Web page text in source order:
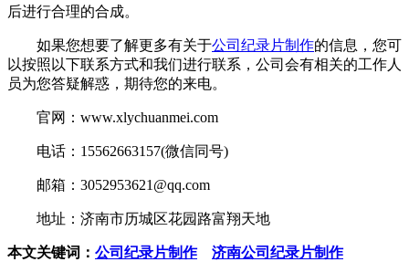
后进行合理的合成。
如果您想要了解更多有关于公司纪录片制作的信息，您可
以按照以下联系方式和我们进行联系，公司会有相关的工作人
员为您答疑解惑，期待您的来电。
官网：www.xlychuanmei.com
电话：15562663157(微信同号)
邮箱：3052953621@qq.com
地址：济南市历城区花园路富翔天地
本文关键词： 公司纪录片制作
济南公司纪录片制作